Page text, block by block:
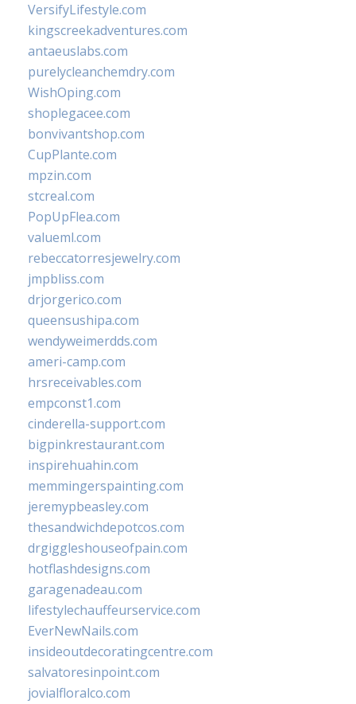
VersifyLifestyle.com
kingscreekadventures.com
antaeuslabs.com
purelycleanchemdry.com
WishOping.com
shoplegacee.com
bonvivantshop.com
CupPlante.com
mpzin.com
stcreal.com
PopUpFlea.com
valueml.com
rebeccatorresjewelry.com
jmpbliss.com
drjorgerico.com
queensushipa.com
wendyweimerdds.com
ameri-camp.com
hrsreceivables.com
empconst1.com
cinderella-support.com
bigpinkrestaurant.com
inspirehuahin.com
memmingerspainting.com
jeremypbeasley.com
thesandwichdepotcos.com
drgiggleshouseofpain.com
hotflashdesigns.com
garagenadeau.com
lifestylechauffeurservice.com
EverNewNails.com
insideoutdecoratingcentre.com
salvatoresinpoint.com
jovialfloralco.com